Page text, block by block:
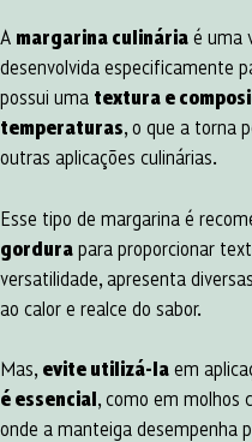
A margarina culinária é uma
desenvolvida especificamente
possui uma textura e
temperaturas, o que a torna
outras aplicações culinárias.
Esse tipo de margarina é
gordura para proporcionar
versatilidade, apresenta
ao calor e realce do sabor.
Mas, evite utilizá-la em
é essencial, como em molhos
onde a manteiga desempenha